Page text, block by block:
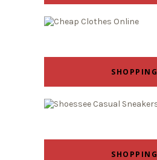
SHOPPING
SHOPPING